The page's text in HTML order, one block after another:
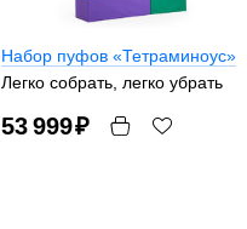
Набор пуфов «Тетраминоус»
Легко собрать, легко убрать
53 999₽